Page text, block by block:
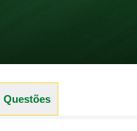
Questões (0)